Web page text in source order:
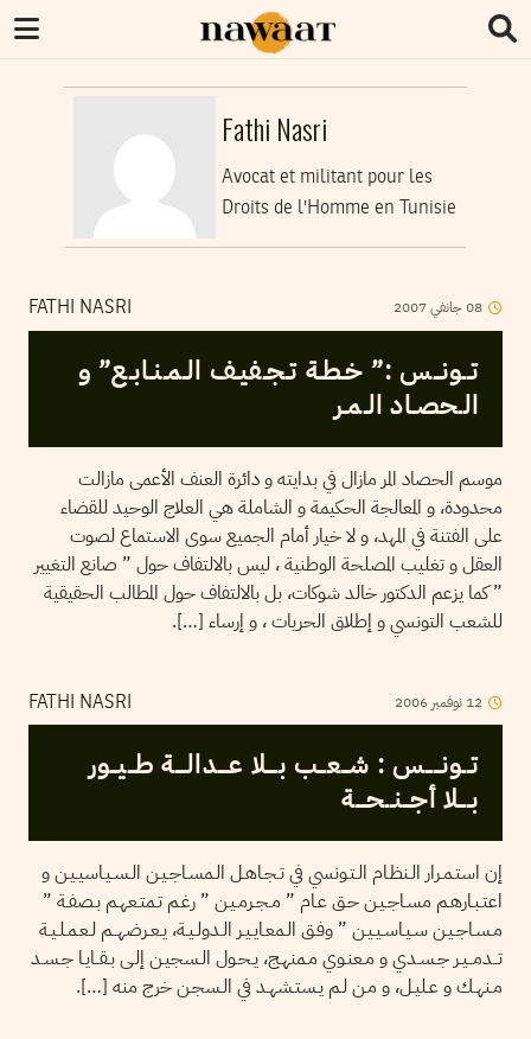
Fathi Nasri
Avocat et militant pour les
Droits de l'Homme en Tunisie
FATHI NASRI 08جانفي2007
تــونــس :” خـطـة تـجـفيـف الـمـنـابـع” و
الـحصـاد الـمـر
موسم الحصاد المر مازال في بدايته و دائرة العنف الأعمى مازالت
محدودة، و المعالجة الحكيمة و الشاملة هي العلاج الوحيد للقضاء
على الفتنة في المهد، و لا خيار أمام الجميع سوى الاستماع لصوت
العقل و تغليب المصلحة الوطنية ، ليس بالالتفاف حول ” صانع التغيير
” كما يزعم الدكتور خالد شوكات، بل بالالتفاف حول المطالب الحقيقية
للشعب التونسي و إطلاق الحريات ، و إرساء […].
FATHI NASRI 12 نوفمبر 2006
تــونــــس : شــعــب بـــلا عـــدالـــة طــيــور
بـــلا أجــنــحـــة
إن استـمـرار الـنظـام الـتـونسي في تـجـاهـل الـمسـاجـيـن الـسـيـاسيـيـن و
اعتـبـارهـم مسـاجـيـن حـق عـام ” مـجـرمـيـن ” رغـم تـمتـعهـم بـصفـة ”
مـسـاجـيـن سـيـاسـيـيـن ” وفـق الـمعـايـيـر الـدولـيـة، يـعـرضهــم لـعـمـلـيـة
تــدمــيـر جـسـدي و مـعنـوي مـمنهـج، يـحـول الـسجيـن إلـى بـقــايـا جـسـد
مـنهـك و عـليـل، و مـن لـم يـستـشهـد في الـسجـن خرج منه […].